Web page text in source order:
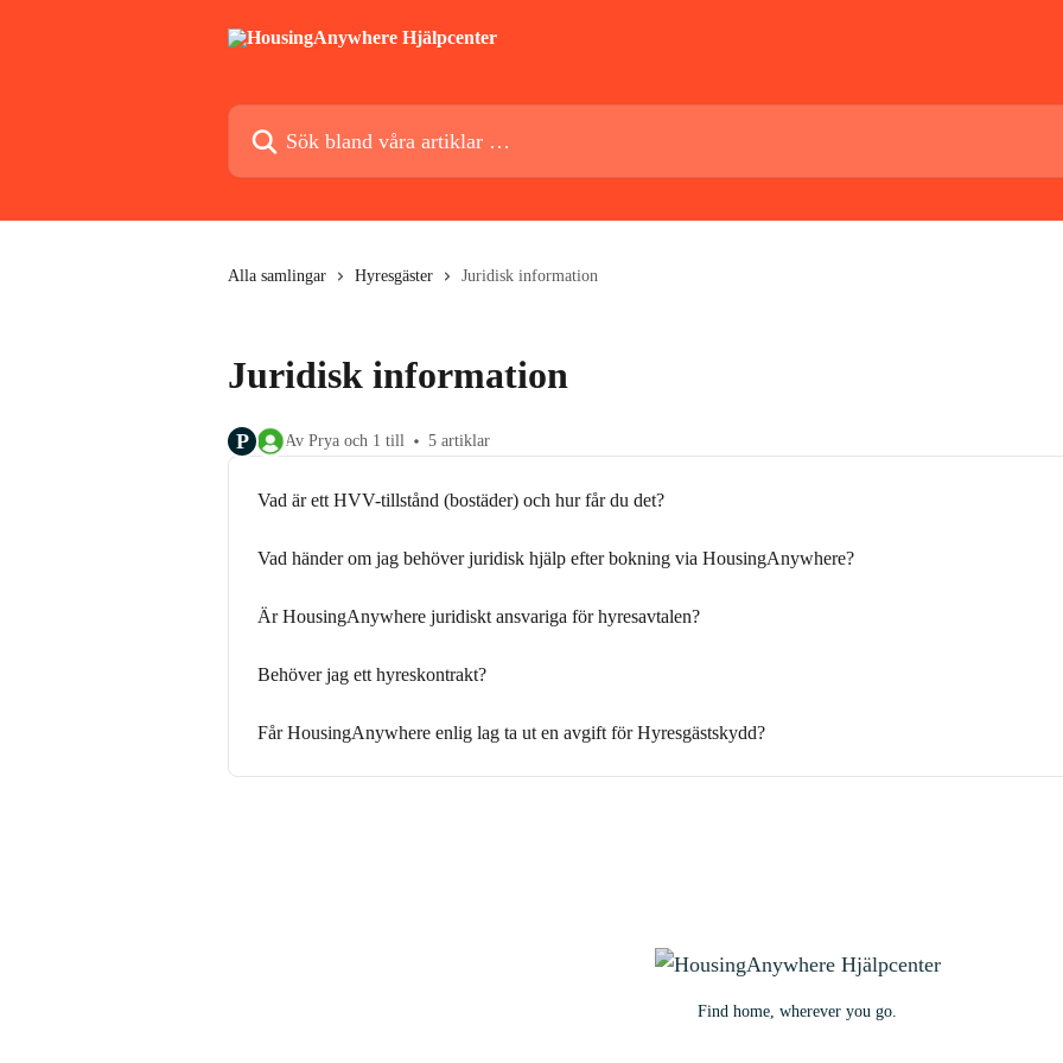
Sök bland våra artiklar …
Alla samlingar Hyresgäster Juridisk information
Juridisk information
P Av Prya och 1 till 5 artiklar
Vad är ett HVV-tillstånd (bostäder) och hur får du det?
Vad händer om jag behöver juridisk hjälp efter bokning via HousingAnywhere?
Är HousingAnywhere juridiskt ansvariga för hyresavtalen?
Behöver jag ett hyreskontrakt?
Får HousingAnywhere enlig lag ta ut en avgift för Hyresgästskydd?
Find home, wherever you go.